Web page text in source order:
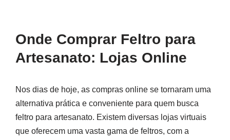
Onde Comprar Feltro para
Artesanato: Lojas Online
Nos dias de hoje, as compras online se tornaram uma
alternativa prática e conveniente para quem busca
feltro para artesanato. Existem diversas lojas virtuais
que oferecem uma vasta gama de feltros, com a